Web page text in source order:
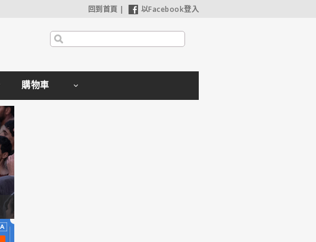
回到首頁 | 以Facebook登入
購物車